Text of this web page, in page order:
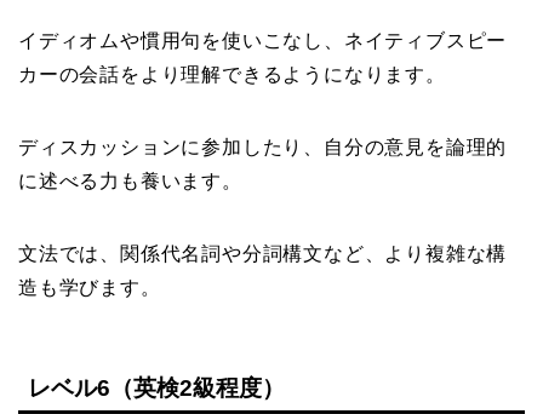
イディオムや慣用句を使いこなし、ネイティブスピー
カーの会話をより理解できるようになります。
ディスカッションに参加したり、自分の意見を論理的
に述べる力も養います。
文法では、関係代名詞や分詞構文など、より複雑な構
造も学びます。
レベル6（英検2級程度）